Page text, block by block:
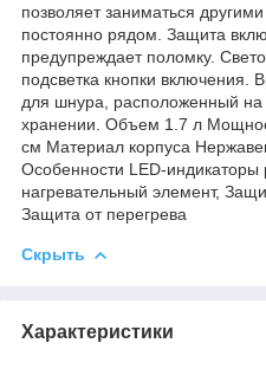
позволяет заниматься
постоянно рядом. Защита
предупреждает поломку.
подсветка кнопки включения.
для шнура, расположенный
хранении. Объем 1.7 л
см Материал корпуса
Особенности LED-
нагревательный элемент,
Защита от перегрева
Скрыть
Характеристики